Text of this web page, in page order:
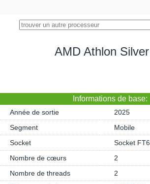
AMD Athlon
Informations de base:
Année de sortie
2025
Segment
Mobile
Socket
Socket FT6
Nombre de cœurs
2
Nombre de threads
2